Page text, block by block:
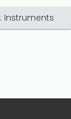
Instruments